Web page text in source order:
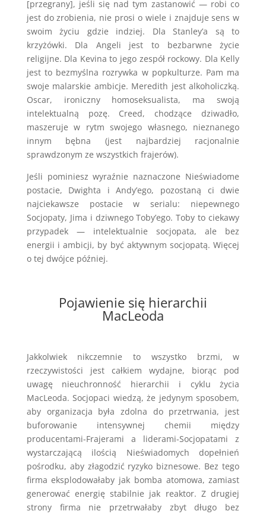
[przegrany], jeśli się nad tym zastanowić — robi co
jest do zrobienia, nie prosi o wiele i znajduje sens w
swoim życiu gdzie indziej. Dla Stanley’a są to
krzyżówki. Dla Angeli jest to bezbarwne życie
religijne. Dla Kevina to jego zespół rockowy. Dla Kelly
jest to bezmyślna rozrywka w popkulturze. Pam ma
swoje malarskie ambicje. Meredith jest alkoholiczką.
Oscar, ironiczny homoseksualista, ma swoją
intelektualną pozę. Creed, chodzące dziwadło,
maszeruje w rytm swojego własnego, nieznanego
innym bębna (jest najbardziej racjonalnie
sprawdzonym ze wszystkich frajerów).
Jeśli pominiesz wyraźnie naznaczone Nieświadome
postacie, Dwighta i Andy’ego, pozostaną ci dwie
najciekawsze postacie w serialu: niepewnego
Socjopaty, Jima i dziwnego Toby’ego. Toby to ciekawy
przypadek — intelektualnie socjopata, ale bez
energii i ambicji, by być aktywnym socjopatą. Więcej
o tej dwójce później.
Pojawienie się hierarchii
MacLeoda
Jakkolwiek nikczemnie to wszystko brzmi, w
rzeczywistości jest całkiem wydajne, biorąc pod
uwagę nieuchronność hierarchii i cyklu życia
MacLeoda. Socjopaci wiedzą, że jedynym sposobem,
aby organizacja była zdolna do przetrwania, jest
buforowanie intensywnej chemii między
producentami-Frajerami a liderami-Socjopatami z
wystarczającą ilością Nieświadomych dopełnień
pośrodku, aby złagodzić ryzyko biznesowe. Bez tego
firma eksplodowałaby jak bomba atomowa, zamiast
generować energię stabilnie jak reaktor. Z drugiej
strony firma nie przetrwałaby zbyt długo bez